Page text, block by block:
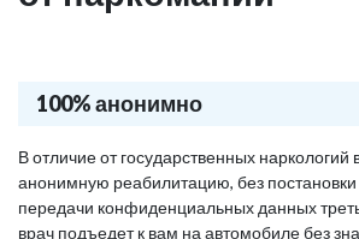
100% анонимно
В отличие от государственных наркологий
анонимную реабилитацию, без постановки
передачи конфиденциальных данных
врач подъедет к вам на автомобиле без